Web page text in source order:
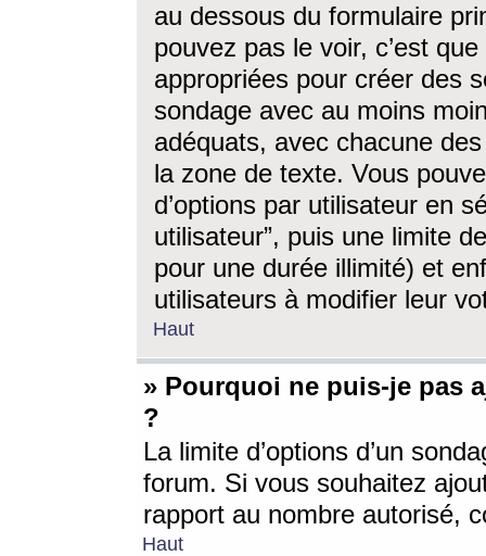
au dessous du formulaire
pouvez pas le voir, c’est
appropriées pour créer des
sondage avec au moins
adéquats, avec chacune
la zone de texte. Vous
d’options par utilisateur en
utilisateur”, puis une limite
pour une durée illimité) et
utilisateurs à modifier leur
Haut
» Pourquoi ne puis-je pas
?
La limite d’options d’un
forum. Si vous souhaitez
rapport au nombre autorisé,
Haut